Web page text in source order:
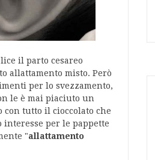
il parto cesareo
allattamento misto. Però
per lo svezzamento,
le è mai piaciuto un
con tutto il cioccolato che
interesse per le pappette
"allattamento